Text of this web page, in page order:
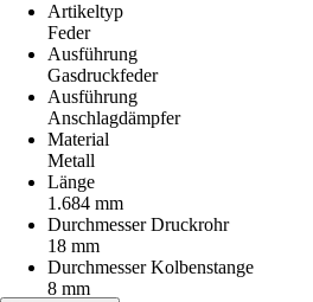
Artikeltyp
Feder
Ausführung
Gasdruckfeder
Ausführung
Anschlagdämpfer
Material
Metall
Länge
1.684 mm
Durchmesser Druckrohr
18 mm
Durchmesser Kolbenstange
8 mm